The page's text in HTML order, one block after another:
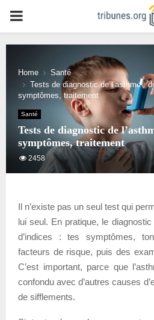
PRIMARY
MENU
Home
Santé
Tests de diagnostic de l’asthme :
symptômes, traitement
Santé
Tests de diagnostic de
symptômes, traitement
2458
Il n’existe pas un seul test qui
lui seul. En pratique, le
d’indices : tes symptômes,
facteurs de risque, puis des
C’est important, parce que
confondu avec d’autres causes
de sifflements.